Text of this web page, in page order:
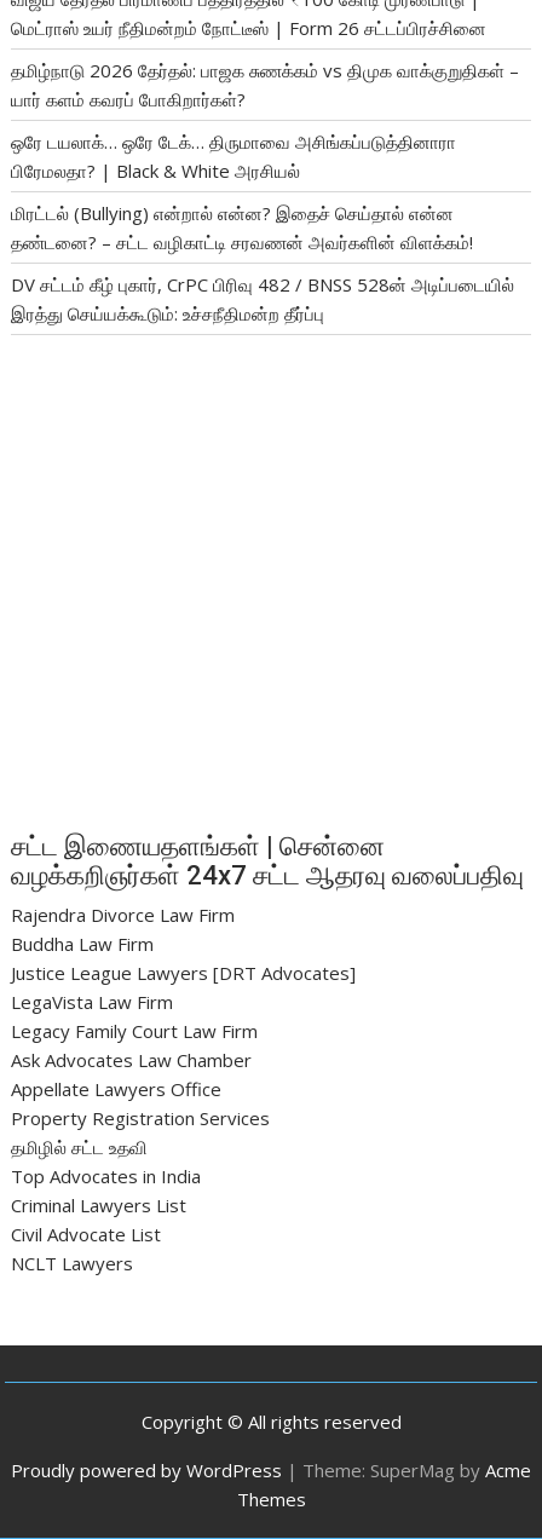
மெட்ராஸ் உயர் நீதிமன்றம் நோட்டீஸ் | Form 26 சட்டப்பிரச்சினை
தமிழ்நாடு 2026 தேர்தல்: பாஜக சுணக்கம் vs திமுக வாக்குறுதிகள் –
யார் களம் கவரப் போகிறார்கள்?
ஒரே டயலாக்… ஒரே டேக்… திருமாவை அசிங்கப்படுத்தினாரா
பிரேமலதா? | Black & White அரசியல்
மிரட்டல் (Bullying) என்றால் என்ன? இதைச் செய்தால் என்ன
தண்டனை? – சட்ட வழிகாட்டி சரவணன் அவர்களின் விளக்கம்!
DV சட்டம் கீழ் புகார், CrPC பிரிவு 482 / BNSS 528ன் அடிப்படையில்
இரத்து செய்யக்கூடும்: உச்சநீதிமன்ற தீர்ப்பு
சட்ட இணையதளங்கள் | சென்னை
வழக்கறிஞர்கள் 24x7 சட்ட ஆதரவு வலைப்பதிவு
Rajendra Divorce Law Firm
Buddha Law Firm
Justice League Lawyers [DRT Advocates]
LegaVista Law Firm
Legacy Family Court Law Firm
Ask Advocates Law Chamber
Appellate Lawyers Office
Property Registration Services
தமிழில் சட்ட உதவி
Top Advocates in India
Criminal Lawyers List
Civil Advocate List
NCLT Lawyers
Copyright © All rights reserved
Proudly powered by WordPress | Theme: SuperMag by Acme
Themes